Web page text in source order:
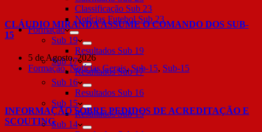
Classificação Sub 23
Notícias Futebol Sub 23
Formação
Sub 19
Resultados Sub 19
Sub 17
Resultados Sub 17
Sub 16
Resultados Sub 16
Sub 15
Resultados Sub 15
Sub 14
CLÁUDIO MIRANDA ASSUME O COMANDO DOS SUB-
15
5 de Agosto, 2026
Formação,Notícias Gerais,Sub-15, Sub-15
INFORMAÇÃO SOBRE PEDIDOS DE ACREDITAÇÃO E
SCOUTING